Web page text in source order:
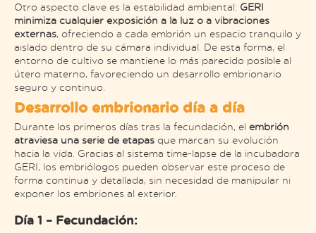
Otro aspecto clave es la estabilidad ambiental: GERI
minimiza cualquier exposición a la luz o a vibraciones
externas, ofreciendo a cada embrión un espacio tranquilo y
aislado dentro de su cámara individual. De esta forma, el
entorno de cultivo se mantiene lo más parecido posible al
útero materno, favoreciendo un desarrollo embrionario
seguro y continuo.
Desarrollo embrionario día a día
Durante los primeros días tras la fecundación, el embrión
atraviesa una serie de etapas que marcan su evolución
hacia la vida. Gracias al sistema time-lapse de la incubadora
GERI, los embriólogos pueden observar este proceso de
forma continua y detallada, sin necesidad de manipular ni
exponer los embriones al exterior.
Día 1 – Fecundación: